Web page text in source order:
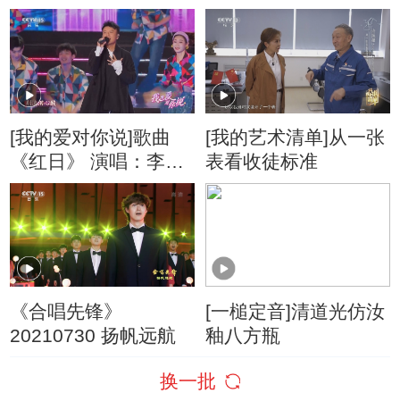
[我的爱对你说]歌曲
《红日》 演唱：李克
勤
[我的艺术清单]从一张
表看收徒标准
《合唱先锋》
20210730 扬帆远航
[一槌定音]清道光仿汝
釉八方瓶
换一批